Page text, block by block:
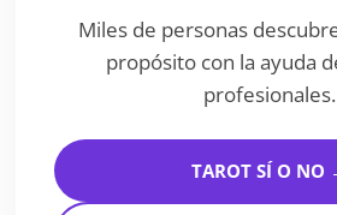
Miles de personas
propósito con la ayuda
profesionales.
TAROT SÍ O NO